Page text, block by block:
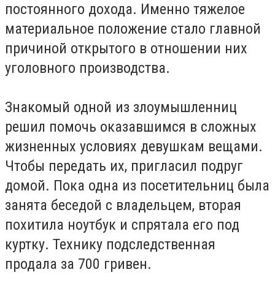
постоянного дохода. Именно тяжелое
материальное положение стало главной
причиной открытого в отношении них
уголовного производства.
Знакомый одной из злоумышленниц
решил помочь оказавшимся в сложных
жизненных условиях девушкам вещами.
Чтобы передать их, пригласил подруг
домой. Пока одна из посетительниц была
занята беседой с владельцем, вторая
похитила ноутбук и спрятала его под
куртку. Технику подследственная
продала за 700 гривен.